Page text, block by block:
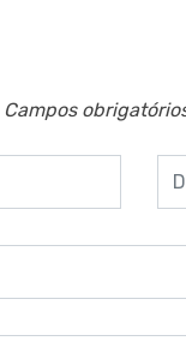
Campos